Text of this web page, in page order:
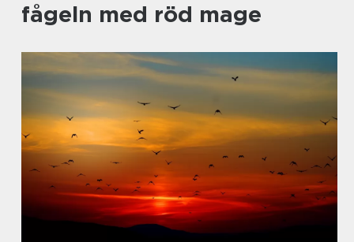
fågeln med röd mage